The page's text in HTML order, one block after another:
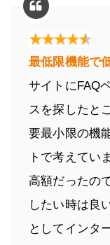
最低限機能で
サイトにFAQ
スを探したと
要最小限の機
トで考えてい
高額だったの
したい時は良
としてインタ